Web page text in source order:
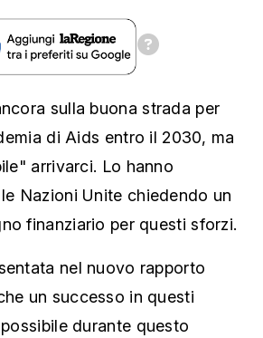
sulla buona strada per
di Aids entro il 2030, ma
arrivarci. Lo hanno
Nazioni Unite chiedendo un
finanziario per questi sforzi.
nel nuovo rapporto
un successo in questi
durante questo